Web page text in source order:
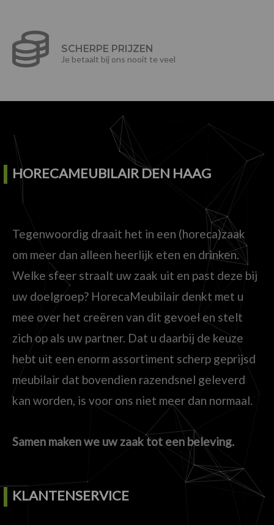
SCHERPE PRIJZEN
Je betaalt bij ons nooit te veel
HORECAMEUBILAIR DEN HAAG
Tegenwoordig draait het in een (horeca)zaak
om meer dan alleen heerlijk eten en drinken.
Welke sfeer straalt uw zaak uit en past deze bij
uw doelgroep? HorecaMeubilair denkt met u
mee over het creëren van dit gevoel en stelt
zich op als uw partner. Dat u daarbij de keuze
hebt uit een enorm assortiment scherp geprijsd
meubilair dat bovendien razendsnel geleverd
kan worden, is voor ons niet meer dan normaal.
Samen maken we uw zaak tot een beleving.
KLANTENSERVICE